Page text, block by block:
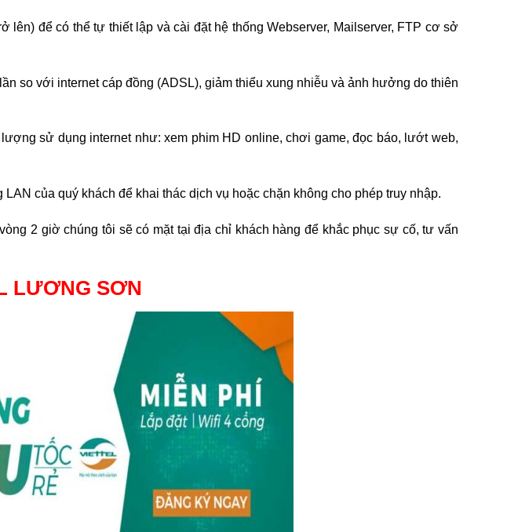
để có thể tự thiết lập và cài đặt hệ thống Webserver, Mailserver, FTP cơ sở
so với internet cáp đồng (ADSL), giảm thiểu xung nhiễu và ảnh hưởng do thiên
sử dụng internet như: xem phim HD online, chơi game, đọc báo, lướt web,
của quý khách để khai thác dịch vụ hoặc chặn không cho phép truy nhập.
2 giờ chúng tôi sẽ có mặt tại địa chỉ khách hàng để khắc phục sự cố, tư vấn
LƯƠNG SƠN